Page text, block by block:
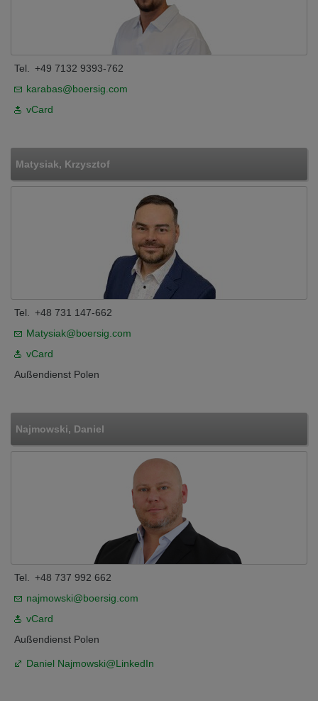
Tel.
+49 7132 9393-762
karabas@boersig.com
vCard
Matysiak, Krzysztof
Tel.
+48 731 147-662
Matysiak@boersig.com
vCard
Außendienst Polen
Najmowski, Daniel
Tel.
+48 737 992 662
najmowski@boersig.com
vCard
Außendienst Polen
Daniel Najmowski@LinkedIn